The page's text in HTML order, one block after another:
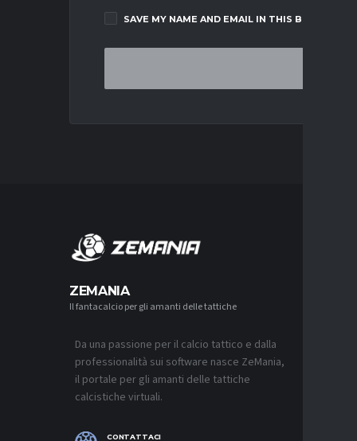
SAVE MY NAME AND EMAIL IN THIS BROWSER
ZEMANIA
Il fantacalcio per gli amanti delle tattiche
Da una passione per il calcio tattico e dalla
professionalità sui software nasce ZeMania,
il portale per gli amanti delle tattiche
calcistiche virtuali.
CONTATTACI